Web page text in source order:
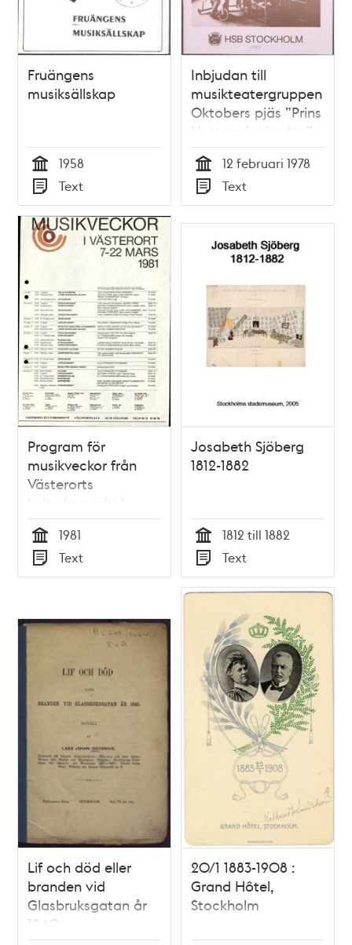
Fruängens
musiksällskap
Tid
1958
Typ
Text
Inbjudan till
musikteatergruppen
Oktobers pjäs ”Prins
Hatt under jorden”
Tid
12 februari 1978
Typ
Text
Program för
musikveckor från
Västerorts
kulturkommitté
Tid
1981
Typ
Text
Josabeth Sjöberg
1812-1882
Tid
1812 till 1882
Typ
Text
Lif och död eller
branden vid
Glasbruksgatan år
1840
20/1 1883-1908 :
Grand Hôtel,
Stockholm